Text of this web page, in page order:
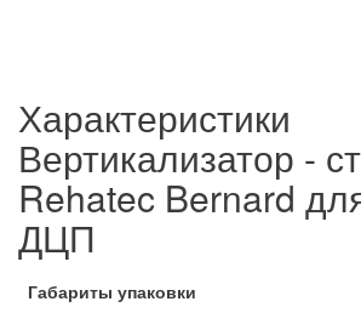
Характеристики
Вертикализатор -
Rehatec Bernard
ДЦП
Габариты упаковки